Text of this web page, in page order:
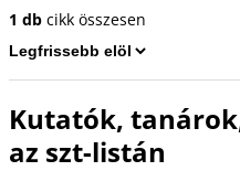
1 dbcikk összesen
Kutatók,
az szt-listán